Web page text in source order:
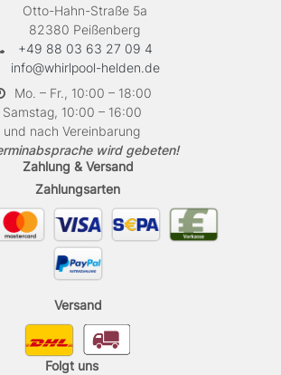
Otto-Hahn-Straße 5a
82380 Peißenberg
+49 88 03 63 27 09 4
info@whirlpool-helden.de
Mo. – Fr., 10:00 – 18:00
Samstag, 10:00 – 16:00
und nach Vereinbarung
wird gebeten!
Zahlung & Versand
Zahlungsarten
Versand
Folgt uns